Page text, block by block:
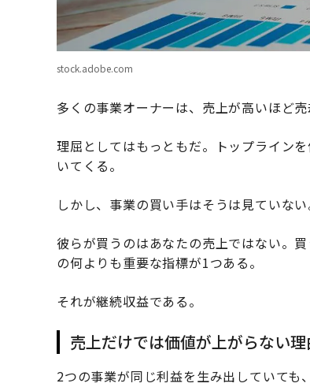
stock.adobe.com
多くの事業オーナーは、売上が高いほど
理屈としてはもっともだ。トップライン
いてくる。
しかし、事業の買い手はそうは見ていない
彼らが買うのはあなたの売上ではない。
の何よりも重要な指標が1つある。
それが継続収益である。
売上だけでは価値が上がらない理
2つの事業が同じ利益を生み出していても